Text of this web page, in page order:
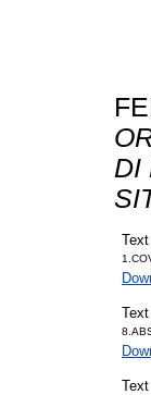
DI
Text
Text
Text